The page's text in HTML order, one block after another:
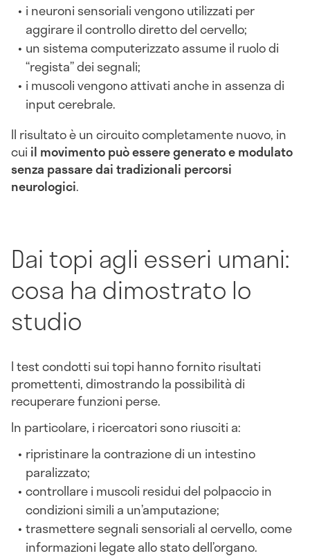
i neuroni sensoriali vengono utilizzati per
aggirare il controllo diretto del cervello;
un sistema computerizzato assume il ruolo di
“regista” dei segnali;
i muscoli vengono attivati anche in assenza di
input cerebrale.
Il risultato è un circuito completamente nuovo, in
cui il movimento può essere generato e modulato
senza passaredai tradizionali percorsi
neurologici.
Dai topi agli esseri umani:
cosa ha dimostrato lo
studio
I test condotti sui topi hanno fornito risultati
promettenti, dimostrando la possibilità di
recuperare funzioni perse.
In particolare, i ricercatori sono riusciti a:
ripristinare la contrazione di un intestino
paralizzato;
controllare i muscoli residui del polpaccio in
condizioni simili a un’amputazione;
trasmettere segnali sensoriali al cervello, come
informazioni legate allo stato dell’organo.